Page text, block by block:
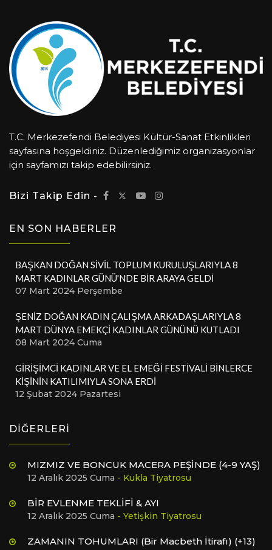
T.C. Merkezefendi Belediyesi Kültür-Sanat Etkinlikleri
sayfasına hoşgeldiniz. Düzenlediğimiz organizasyonlar
için sayfamızı takip edebilirsiniz.
Bizi Takip Edin -
EN SON HABERLER
BAŞKAN DOĞAN SİVİL TOPLUM KURULUŞLARIYLA 8
MART KADINLAR GÜNÜ'NDE BİR ARAYA GELDİ
07 Mart 2024 Perşembe
ŞENİZ DOĞAN KADIN ÇALIŞMA ARKADAŞLARIYLA 8
MART DÜNYA EMEKÇİ KADINLAR GÜNÜNÜ KUTLADI
08 Mart 2024 Cuma
GİRİŞİMCİ KADINLAR VE EL EMEĞİ FESTİVALİ BİNLERCE
KİŞİNİN KATILIMIYLA SONA ERDİ
12 Şubat 2024 Pazartesi
DİĞERLERİ
MIZMIZ VE BONCUK MACERA PEŞİNDE (4-9 YAŞ)
12 Aralık 2025 Cuma - Kukla Tiyatrosu
BİR EVLENME TEKLİFİ & AYI
12 Aralık 2025 Cuma - Yetişkin Tiyatrosu
ZAMANIN TOHUMLARI (Bir Macbeth İtirafı) (+13)